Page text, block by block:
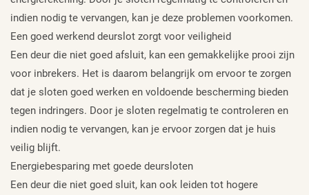
indien nodig te vervangen, kan je deze problemen voorkomen.
Een goed werkend deurslot zorgt voor veiligheid
Een deur die niet goed afsluit, kan een gemakkelijke prooi zijn
voor inbrekers. Het is daarom belangrijk om ervoor te zorgen
dat je sloten goed werken en voldoende bescherming bieden
tegen indringers. Door je sloten regelmatig te controleren en
indien nodig te vervangen, kan je ervoor zorgen dat je huis
veilig blijft.
Energiebesparing met goede deursloten
Een deur die niet goed sluit, kan ook leiden tot hogere